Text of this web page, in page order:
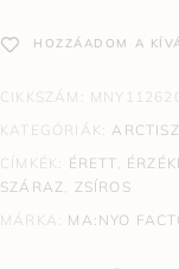
HOZZÁADOM A
CIKKSZÁM:
KATEGÓRIÁK:
CÍMKÉK: ÉRETT,
SZÁRAZ , ZSÍROS
MÁRKA: MA:NYO